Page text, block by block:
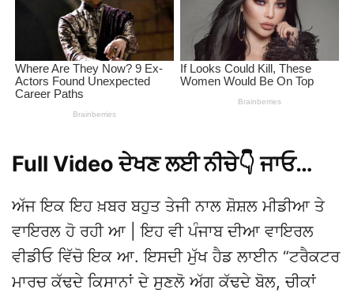
Full Video ਦੇਖਣ ਲਈ ਨੀਚੇ👇 ਜਾਓ…
ਅੱਜ ਇਕ ਇਹ ਖ਼ਬਰ ਬਹੁਤ ਤੇਜੀ ਨਾਲ ਸ਼ੋਸ਼ਲ ਮੀਡੀਆ ਤੇ
ਵਾਇਰਲ ਹੋ ਰਹੀ ਆ | ਇਹ ਵੀ ਪੰਜਾਬ ਦੀਆ ਵਾਇਰਲ
ਵੀਡੀਓ ਵਿੱਚੋ ਇਕ ਆ. ਇਸਦੀ ਮੁੱਖ ਹੈਡ ਲਾਈਨ “ਟਰੈਕਟਰ
ਮਾਰਚ ਕੱਢਦੇ ਕਿਸਾਨਾਂ ਦੇ ਸੁਣਲੋ ਅੱਗ ਕੱਢਦੇ ਬੋਲ, ਚੀਕਾਂ